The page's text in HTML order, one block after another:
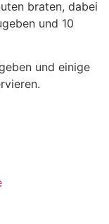
braten, dabei
und 10
und einige